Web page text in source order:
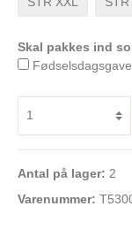
Skal pakkes ind
Fødselsdagsgave
Antal på lager: 2
Varenummer: